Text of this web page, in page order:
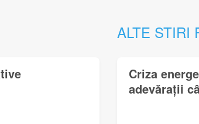
ALTE STIRI
Criza
adevărații